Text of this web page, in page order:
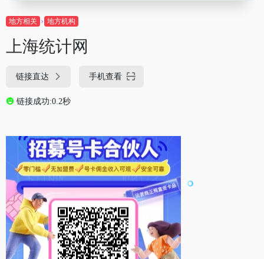
地方相关 地方机构
上海统计网
链接直达 手机查看
链接成功:0.2秒